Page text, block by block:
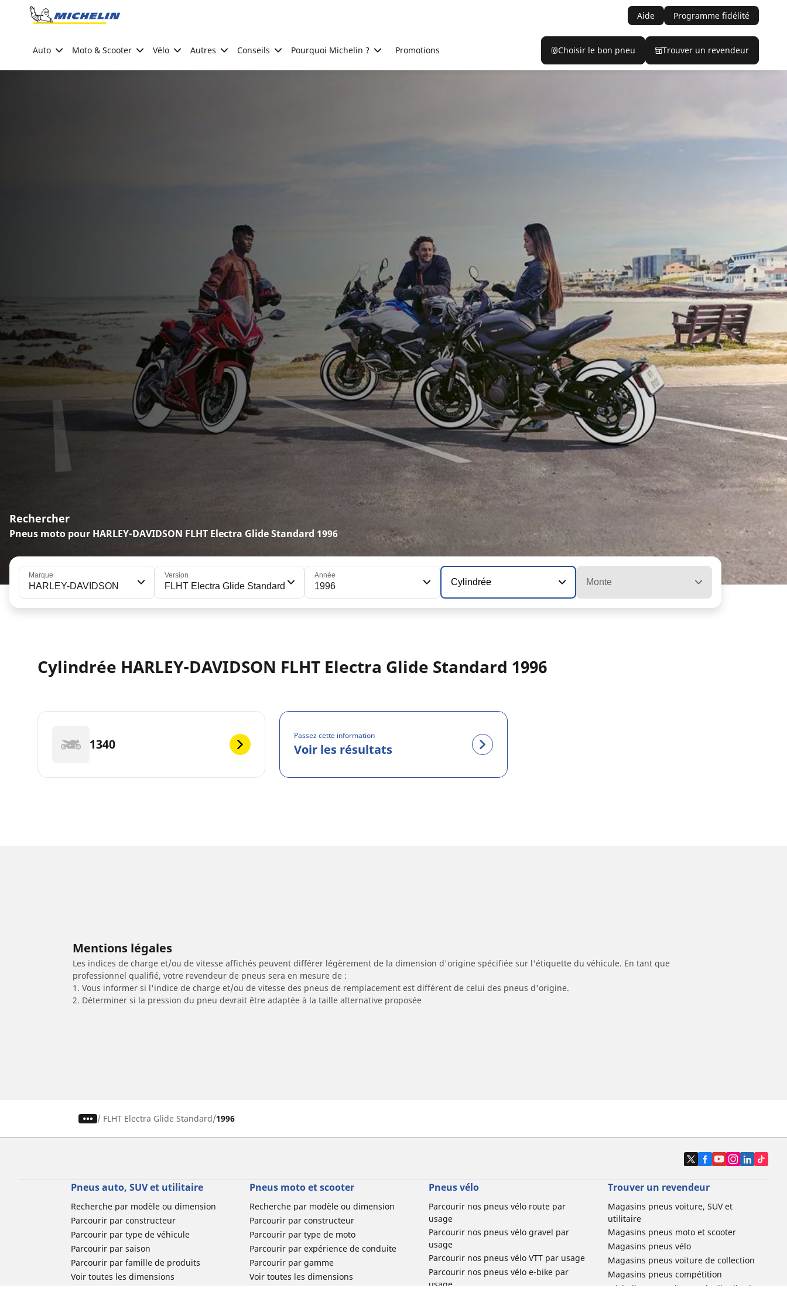
Go to page content
Aide Programme fidélité
Auto Moto & Scooter Vélo Autres Conseils Pourquoi Michelin ? Promotions Choisir le bon pneu Trouver un revendeur
Rechercher
Pneus moto pour HARLEY-DAVIDSON FLHT Electra Glide Standard 1996
Marque
HARLEY-DAVIDSON
Version
FLHT Electra Glide Standard
Année
1996 Cylindrée Monte
Cylindrée HARLEY-DAVIDSON FLHT Electra Glide Standard 1996
1340
Passez cette information
Voir les résultats
Mentions légales
Les indices de charge et/ou de vitesse affichés peuvent différer légèrement de la dimension d'origine spécifiée sur l'étiquette du véhicule. En tant que
professionnel qualifié, votre revendeur de pneus sera en mesure de :
1. Vous informer si l'indice de charge et/ou de vitesse des pneus de remplacement est différent de celui des pneus d'origine.
2. Déterminer si la pression du pneu devrait être adaptée à la taille alternative proposée
/ FLHT Electra Glide Standard 1996
Pneus auto, SUV et utilitaire
Recherche par modèle ou dimension
Parcourir par constructeur
Parcourir par type de véhicule
Parcourir par saison
Parcourir par famille de produits
Voir toutes les dimensions
Pneus moto et scooter
Recherche par modèle ou dimension
Parcourir par constructeur
Parcourir par type de moto
Parcourir par expérience de conduite
Parcourir par gamme
Voir toutes les dimensions
Pneus vélo
Parcourir nos pneus vélo route par
usage
Parcourir nos pneus vélo gravel par
usage
Parcourir nos pneus vélo VTT par usage
Parcourir nos pneus vélo e-bike par
usage
Trouver un revendeur
Magasins pneus voiture, SUV et
utilitaire
Magasins pneus moto et scooter
Magasins pneus vélo
Magasins pneus voiture de collection
Magasins pneus compétition
Michelin et ses réseaux de distribution